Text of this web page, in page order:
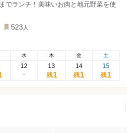
でランチ！美味いお肉と地元野菜を使
523 人
水
12
木
13
残1
金
14
残1
土
15
残1